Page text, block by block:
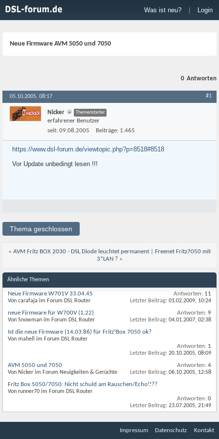
Was ist neu? Login
Neue Firmware AVM 5050 und 7050
0 Antworten
05.10.2005, 08:17 #1
Nicker Themenstarter
erfahrener Benutzer
seit: 09.08.2005 Beiträge: 1.465
https://www.dsl-forum.de/viewtopic.php?p=8518#8518
Vor Update unbedingt lesen !!!
Thema geschlossen
« AVM Fritz BOX 2030 - DSL Diode leuchtet permanent
Freenet Fritz7050 mit
3*LAN ? »
Ähnliche Themen
Neue Firmware W701V 33.04.45
Von carafaja im Forum DSL Router
Antworten: 11
Letzter Beitrag: 01.02.2009, 10:24
neue Firmware für W700V (1.22)
Von Snowman im Forum DSL Router
Antworten: 9
Letzter Beitrag: 04.01.2007, 02:38
Ist die neue Firmware (14.03.86) für Fritz!Box 7050 ok?
Von mahell im Forum DSL Router
Antworten: 1
Letzter Beitrag: 20.10.2005, 08:09
AVM 5050 und 7050
Von Nicker im Forum Neuigkeiten & Gerüchte
Antworten: 4
Letzter Beitrag: 06.10.2005, 12:58
Fritz Box 5050/7050: Nicht schuld am Rauschen/Echo!!??
Von runner70 im Forum DSL Router
Antworten: 0
Letzter Beitrag: 23.07.2005, 21:49
Impressum Datenschutz Kontakt